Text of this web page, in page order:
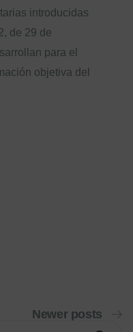
introducidas
de 29 de
para el
objetiva del
Newer posts